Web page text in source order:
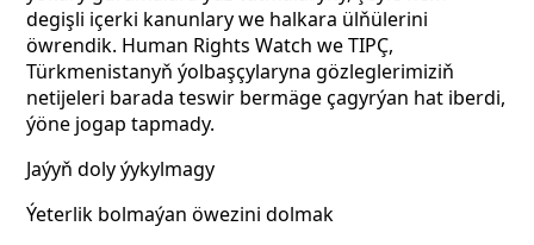
degişli içerki kanunlary we halkara ülňülerini
öwrendik. Human Rights Watch we TIPÇ,
Türkmenistanyň ýolbaşçylaryna gözleglerimiziň
netijeleri barada teswir bermäge çagyrýan hat iberdi,
ýöne jogap tapmady.
Jaýyň doly ýykylmagy
Ýeterlik bolmaýan öwezini dolmak